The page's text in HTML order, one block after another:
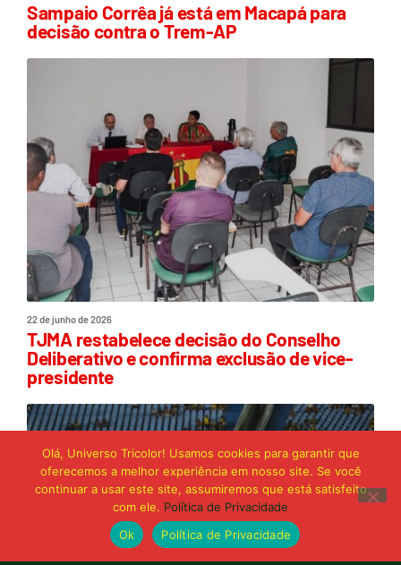
Sampaio Corrêa já está em Macapá para
decisão contra o Trem-AP
22 de junho de 2026
TJMA restabelece decisão do Conselho
Deliberativo e confirma exclusão de vice-
presidente
Olá, Universo Tricolor! Usamos cookies para garantir que
oferecemos a melhor experiência em nosso site. Se você
continuar a usar este site, assumiremos que está satisfeito
com ele. Política de Privacidade
Ok
Política de Privacidade